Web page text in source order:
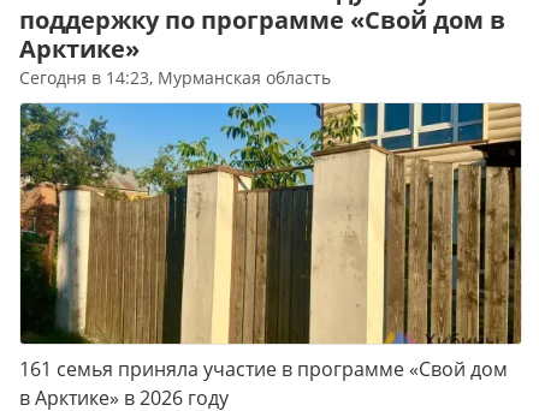
поддержку по программе «Свой дом в
Арктике»
Сегодня в 14:23, Мурманская область
161 семья приняла участие в программе «Свой дом
в Арктике» в 2026 году